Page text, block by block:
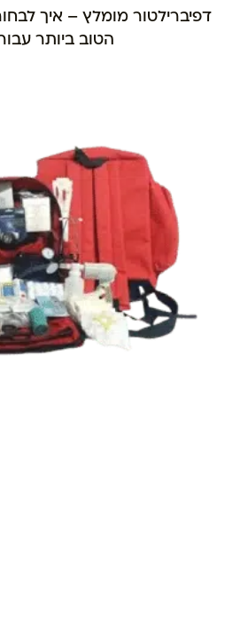
דפיברילטור מומלץ – איך
הטוב ביותר